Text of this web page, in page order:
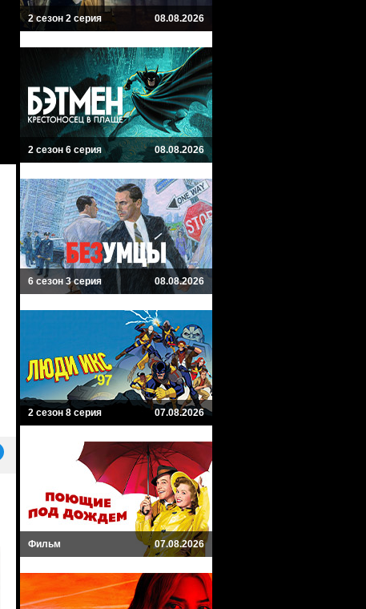
2 сезон 2 серия 08.08.2026
2 сезон 6 серия 08.08.2026
6 сезон 3 серия 08.08.2026
2 сезон 8 серия 07.08.2026
Фильм 07.08.2026